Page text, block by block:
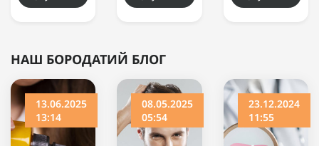
НАШ БОРОДАТИЙ БЛОГ
13.06.2025
13:14
08.05.2025
05:54
23.12.2024
11:55